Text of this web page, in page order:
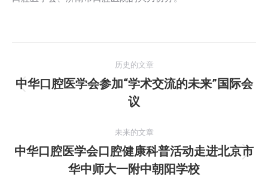
章
历史的文章
历
史
文
章：
中华口腔医学会参加“学术交流的未来”国际会
议
未来的文章
未
来
中华口腔医学会口腔健康科普活动走进北京市
华中师大一附中朝阳学校